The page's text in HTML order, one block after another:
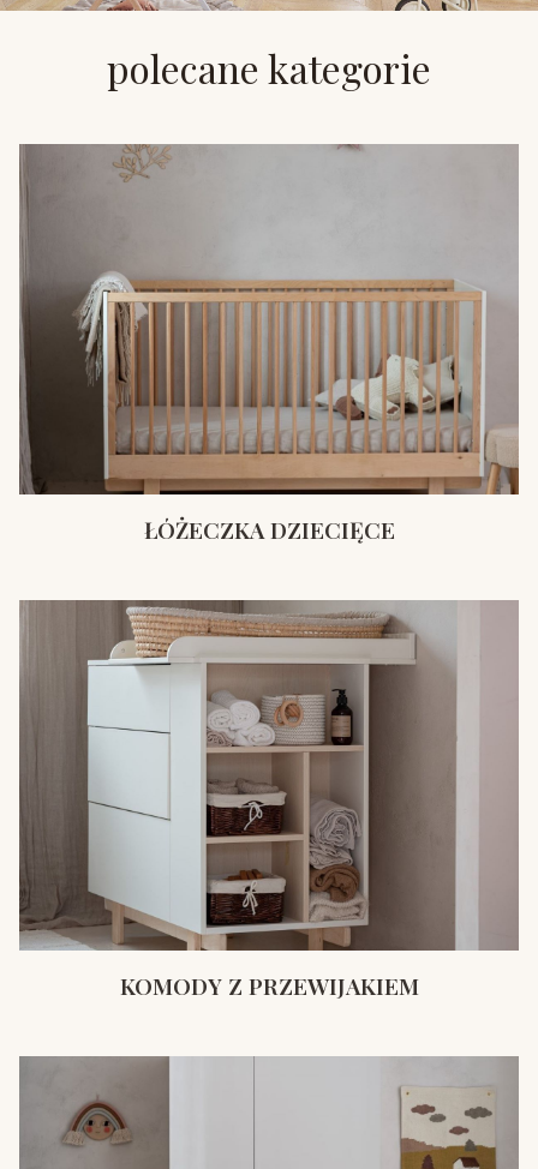
polecane kategorie
ŁÓŻECZKA DZIECIĘCE
KOMODY Z PRZEWIJAKIEM